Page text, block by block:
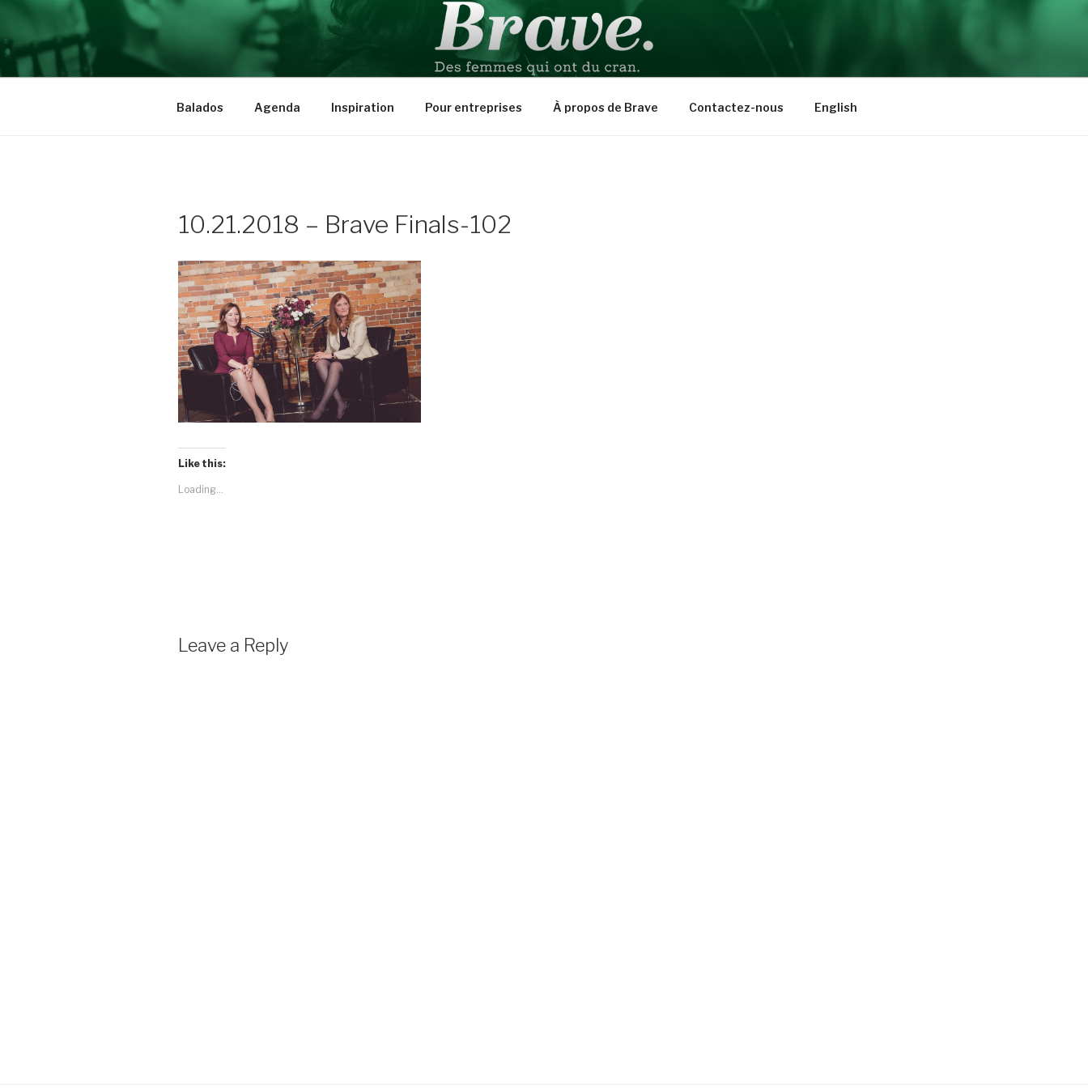
contenu
BRAVE INSPIRATION
Des femmes qui ont du cran
Balados Agenda Inspiration Pour entreprises À propos de Brave Contactez-nous English
10.21.2018 – Brave Finals-102
Like this:
Loading...
Leave a Reply